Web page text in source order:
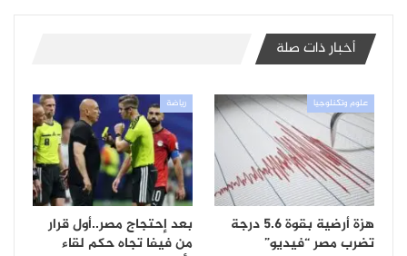
أخبار ذات صلة
علوم وتكنلوجيا
هزة أرضية بقوة 5.6 درجة
تضرب مصر “فيديو”
رياضة
بعد إحتجاج مصر..أول قرار
من فيفا تجاه حكم لقاء